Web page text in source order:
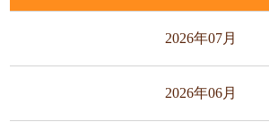
2026年07月
2026年06月